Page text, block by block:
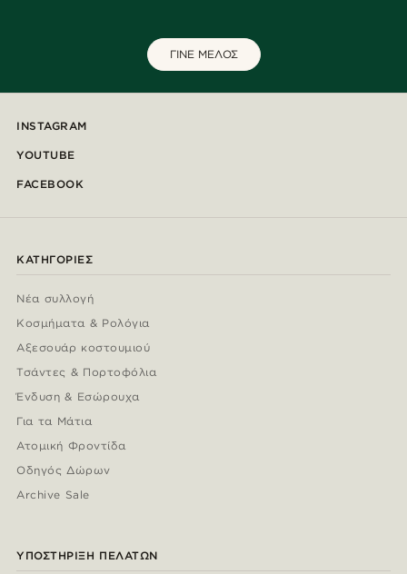
ΓΙΝΕ ΜΕΛΟΣ
INSTAGRAM
YOUTUBE
FACEBOOK
ΚΑΤΗΓΟΡΊΕΣ
Νέα συλλογή
Κοσμήματα & Ρολόγια
Αξεσουάρ κοστουμιού
Τσάντες & Πορτοφόλια
Ένδυση & Εσώρουχα
Για τα Μάτια
Ατομική Φροντίδα
Οδηγός Δώρων
Archive Sale
ΥΠΟΣΤΉΡΙΞΗ ΠΕΛΑΤΏΝ